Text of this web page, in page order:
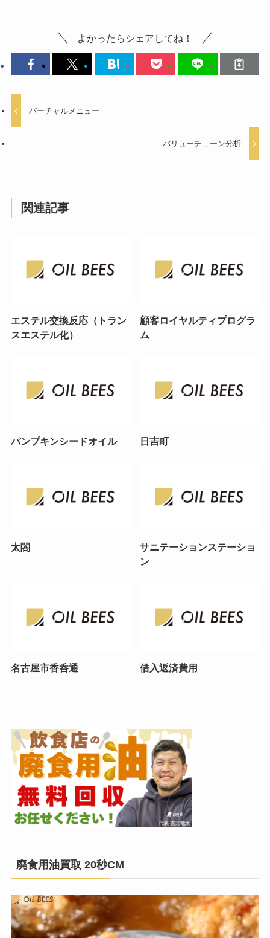
よかったらシェアしてね！
バーチャルメニュー
バリューチェーン分析
関連記事
エステル交換反応（トラン
スエステル化）
顧客ロイヤルティプログラ
ム
パンプキンシードオイル 日吉町
太閤
サニテーションステーショ
ン
名古屋市香呑通 借入返済費用
廃食用油買取 20秒CM
動
画
プ